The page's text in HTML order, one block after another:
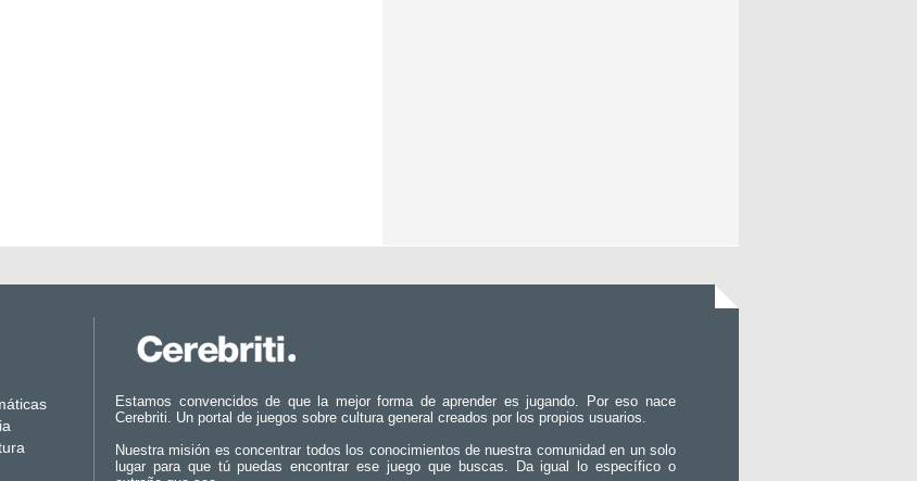
Estamos convencidos de que la mejor forma de aprender es jugando. Por eso nace
Cerebriti. Un portal de juegos sobre cultura general creados por los propios usuarios.
Nuestra misión es concentrar todos los conocimientos de nuestra comunidad en un solo
lugar para que tú puedas encontrar ese juego que buscas. Da igual lo específico o